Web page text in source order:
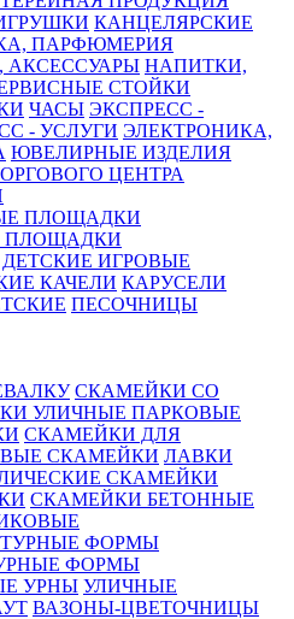
КАНЦЕЛЯРСКИЕ
ПАРФЮМЕРИЯ
АКСЕССУАРЫ НАПИТКИ,
СТОЙКИ
ЧАСЫ ЭКСПРЕСС -
- УСЛУГИ ЭЛЕКТРОНИКА,
ЮВЕЛИРНЫЕ ИЗДЕЛИЯ
ЦЕНТРА
ПЛОЩАДКИ
ДЕТСКИЕ ИГРОВЫЕ
КАЧЕЛИ КАРУСЕЛИ
ПЕСОЧНИЦЫ
СКАМЕЙКИ СО
УЛИЧНЫЕ ПАРКОВЫЕ
СКАМЕЙКИ ДЛЯ
СКАМЕЙКИ ЛАВКИ
СКАМЕЙКИ
СКАМЕЙКИ БЕТОННЫЕ
ФОРМЫ
УРНЫ УЛИЧНЫЕ
ВАЗОНЫ-ЦВЕТОЧНИЦЫ